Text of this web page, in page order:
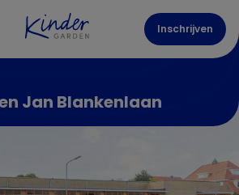
Inschrijven
Jan Blankenlaan